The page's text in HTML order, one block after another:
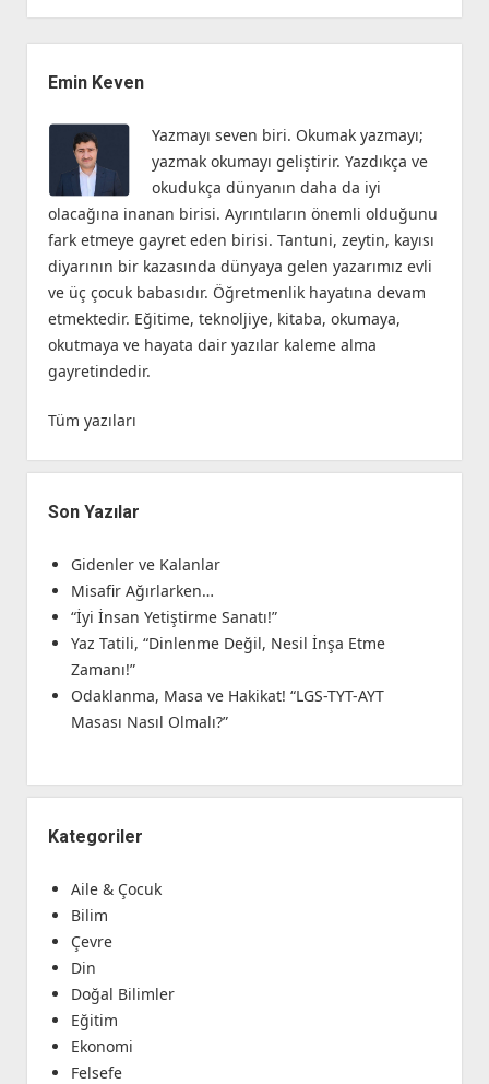
Menü
Emin Keven
Yazmayı seven biri. Okumak yazmayı;
yazmak okumayı geliştirir. Yazdıkça ve
okudukça dünyanın daha da iyi
olacağına inanan birisi. Ayrıntıların önemli olduğunu
fark etmeye gayret eden birisi. Tantuni, zeytin, kayısı
diyarının bir kazasında dünyaya gelen yazarımız evli
ve üç çocuk babasıdır. Öğretmenlik hayatına devam
etmektedir. Eğitime, teknoljiye, kitaba, okumaya,
okutmaya ve hayata dair yazılar kaleme alma
gayretindedir.
Tüm yazıları
Son Yazılar
Gidenler ve Kalanlar
Misafir Ağırlarken…
“İyi İnsan Yetiştirme Sanatı!”
Yaz Tatili, “Dinlenme Değil, Nesil İnşa Etme
Zamanı!”
Odaklanma, Masa ve Hakikat! “LGS-TYT-AYT
Masası Nasıl Olmalı?”
Kategoriler
Aile & Çocuk
Bilim
Çevre
Din
Doğal Bilimler
Eğitim
Ekonomi
Felsefe